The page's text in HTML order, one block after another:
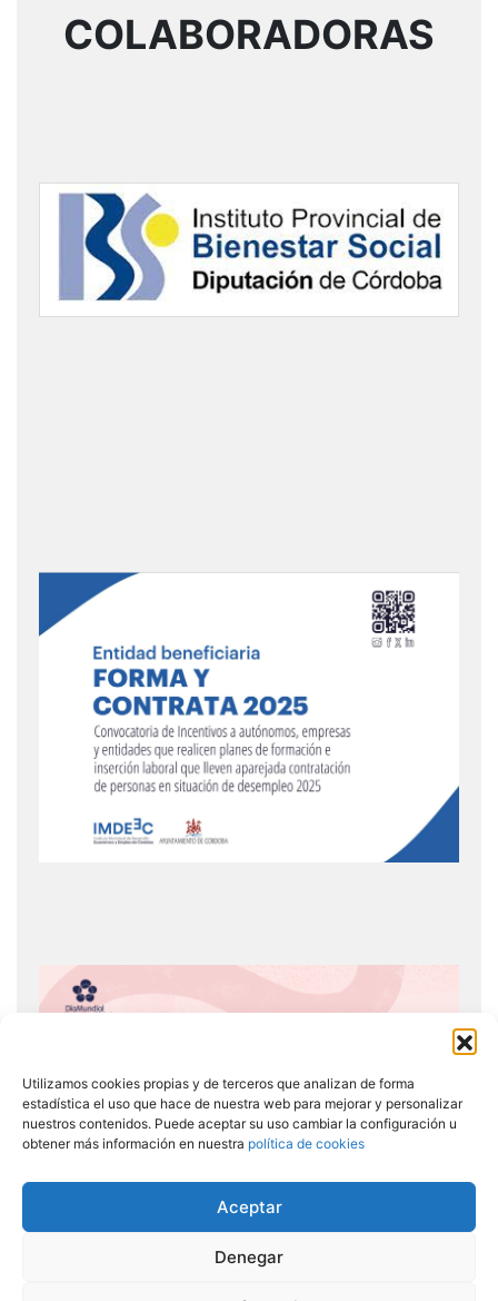
Utilizamos cookies propias y de terceros que analizan de forma
estadística el uso que hace de nuestra web para mejorar y personalizar
nuestros contenidos. Puede aceptar su uso cambiar la configuración u
obtener más información en nuestra política de cookies
Aceptar
Denegar
COLABORADORAS